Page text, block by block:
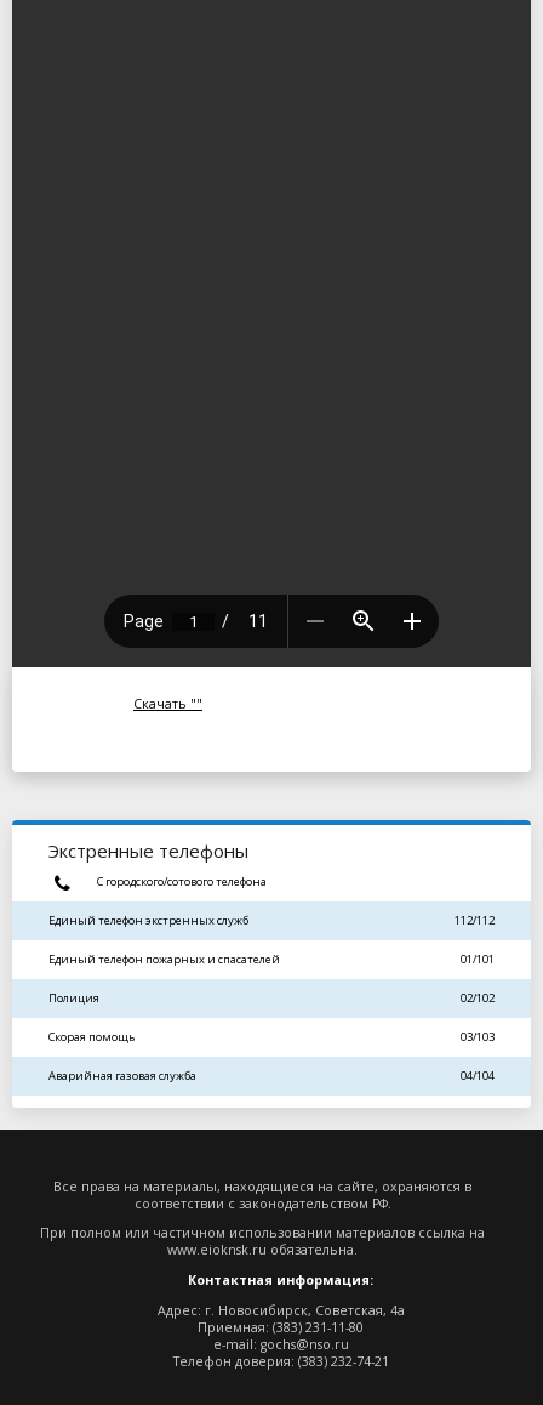
Скачать ""
Экстренные телефоны
С городского/сотового телефона
Единый телефон экстренных служб 112/112
Единый телефон пожарных и спасателей 01/101
Полиция 02/102
Скорая помощь 03/103
Аварийная газовая служба 04/104
Все права на материалы, находящиеся на сайте, охраняются в
соответствии с законодательством РФ.
При полном или частичном использовании материалов ссылка на
www.eioknsk.ru обязательна.
Контактная информация:
Адрес: г. Новосибирск, Советская, 4а
Приемная: (383) 231-11-80
e-mail: gochs@nso.ru
Телефон доверия: (383) 232-74-21